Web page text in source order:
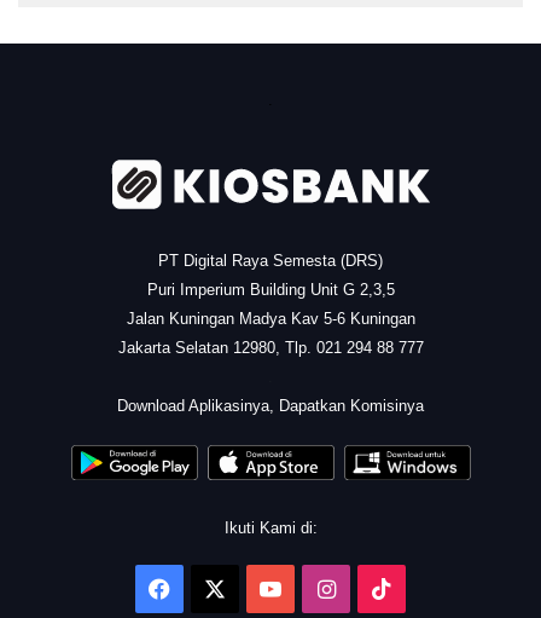
PT Digital Raya Semesta (DRS)
Puri Imperium Building Unit G 2,3,5
Jalan Kuningan Madya Kav 5-6 Kuningan
Jakarta Selatan 12980, Tlp. 021 294 88 777
Download Aplikasinya, Dapatkan Komisinya
Ikuti Kami di:
Facebook YouTubeInstagram